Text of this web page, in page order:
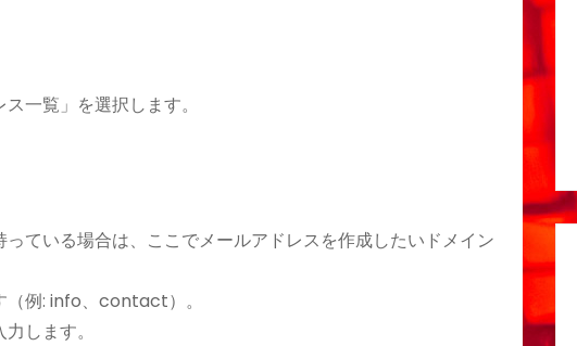
一覧」を選択します。
ている場合は、ここでメールアドレスを作成したいドメイン
（例: info、contact）。
します。